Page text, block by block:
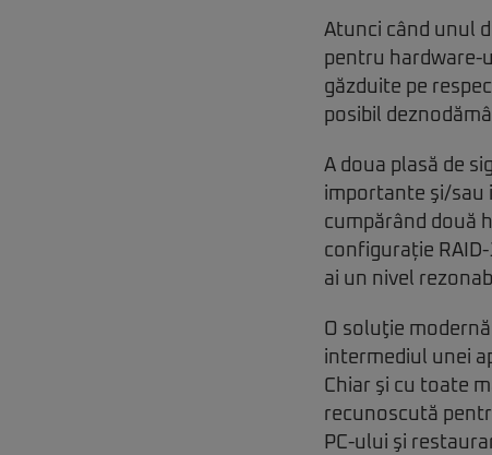
Atunci când unul
pentru hardware-
găzduite pe
posibil
A doua plasă de
importante şi/sau
cumpărând două
configurație
ai un nivel
O soluţie
intermediul unei
Chiar şi cu toate
recunoscută
PC-ului şi